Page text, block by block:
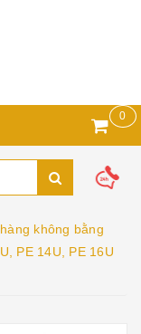
0
không bằng
PE 14U, PE 16U